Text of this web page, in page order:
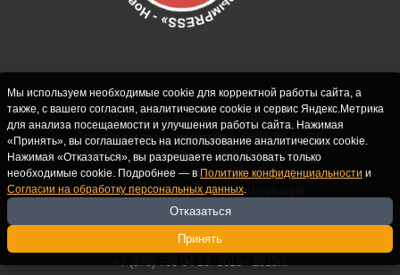
СИ "Новости Крыма - КрымPRESS".
Свидетельство о регистрации СМИ ЭЛ № ФС
77-62916 выдано Федеральной службой по
надзору в сфере связи, информационных
технологий и массовых коммуникаций
(Роскомнадзор) 10.09.2015. Учредитель и
главный редактор: Крутских С.М. Почта:
crimearfinfo@yandex.ru. Телефон Редакции:
Мы используем необходимые cookie для корректной работы сайта, а
также, с вашего согласия, аналитические cookie и сервис Яндекс.Метрика
для анализа посещаемости и улучшения работы сайта. Нажимая
«Принять», вы соглашаетесь на использование аналитических cookie.
Нажимая «Отказаться», вы разрешаете использовать только
необходимые cookie. Подробнее — в Политике конфиденциальности и
Согласии на обработку персональных данных.
Отказаться
Принять